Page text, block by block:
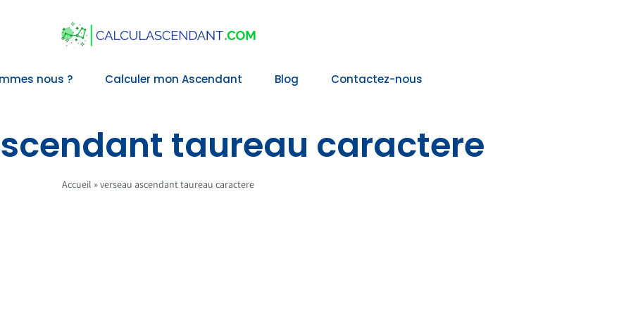
nous ? Calculer mon Ascendant Blog Contactez-nous
taureau caractere
Accueil »verseau ascendant taureau caractere